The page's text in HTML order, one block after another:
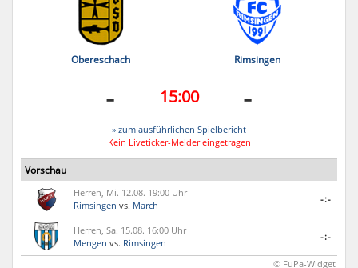
Obereschach Rimsingen
- 15:00 -
» zum ausführlichen Spielbericht
Kein Liveticker-Melder eingetragen
Vorschau
Herren, Mi. 12.08. 19:00 Uhr
Rimsingen vs. March
-:-
Herren, Sa. 15.08. 16:00 Uhr
Mengen vs. Rimsingen
-:-
© FuPa-Widget